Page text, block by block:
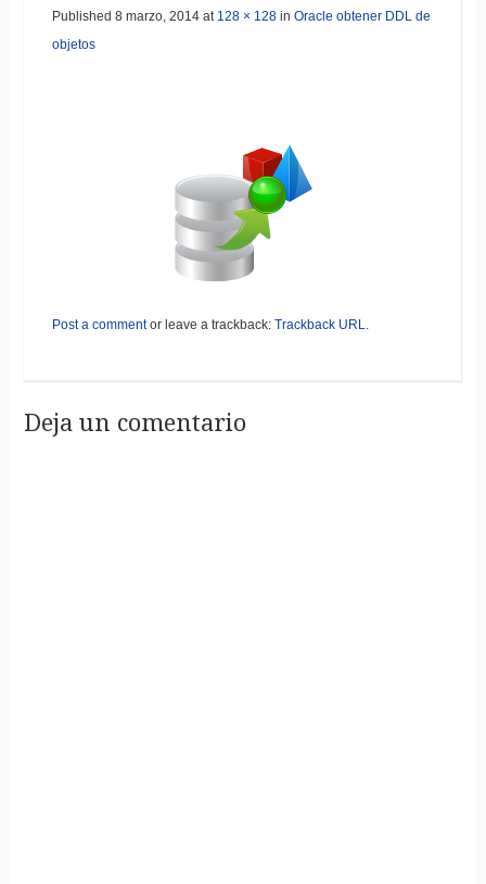
Published 8 marzo, 2014at 128 × 128in Oracle obtener DDL de
objetos
Post a commentor leave a trackback: Trackback URL
Deja un comentario